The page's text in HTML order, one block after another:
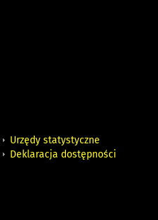
Urzędy statystyczne
Deklaracja dostępności